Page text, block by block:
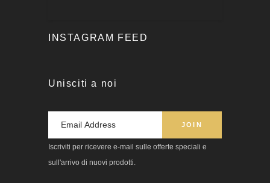
INSTAGRAM FEED
Unisciti a noi
Iscriviti per ricevere e-mail sulle offerte speciali e
sull'arrivo di nuovi prodotti.